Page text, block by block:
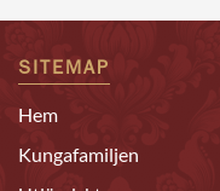
SITEMAP
Hem
Kungafamiljen